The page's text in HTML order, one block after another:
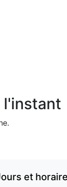
l'instant
et